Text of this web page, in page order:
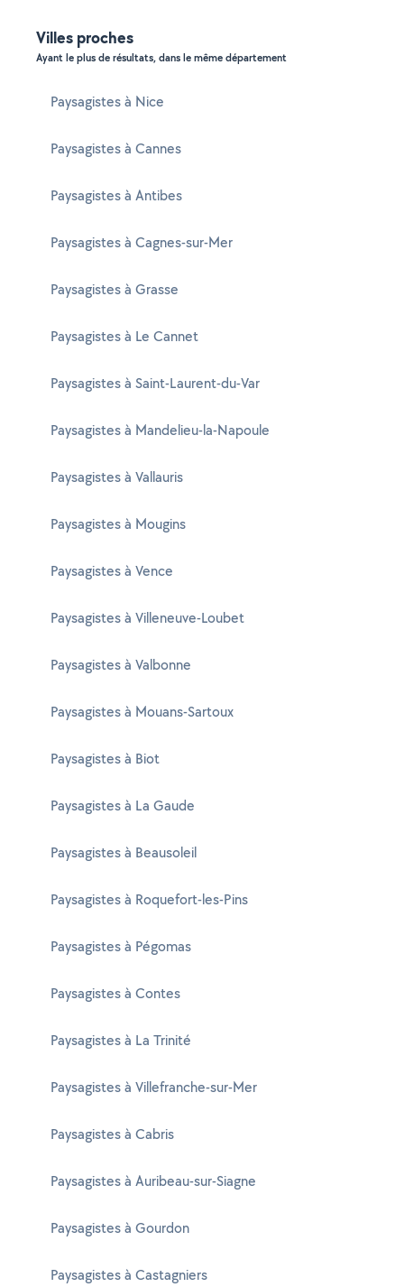
Villes proches
Ayant le plus de résultats, dans le même département
Paysagistes à Nice
Paysagistes à Cannes
Paysagistes à Antibes
Paysagistes à Cagnes-sur-Mer
Paysagistes à Grasse
Paysagistes à Le Cannet
Paysagistes à Saint-Laurent-du-Var
Paysagistes à Mandelieu-la-Napoule
Paysagistes à Vallauris
Paysagistes à Mougins
Paysagistes à Vence
Paysagistes à Villeneuve-Loubet
Paysagistes à Valbonne
Paysagistes à Mouans-Sartoux
Paysagistes à Biot
Paysagistes à La Gaude
Paysagistes à Beausoleil
Paysagistes à Roquefort-les-Pins
Paysagistes à Pégomas
Paysagistes à Contes
Paysagistes à La Trinité
Paysagistes à Villefranche-sur-Mer
Paysagistes à Cabris
Paysagistes à Auribeau-sur-Siagne
Paysagistes à Gourdon
Paysagistes à Castagniers